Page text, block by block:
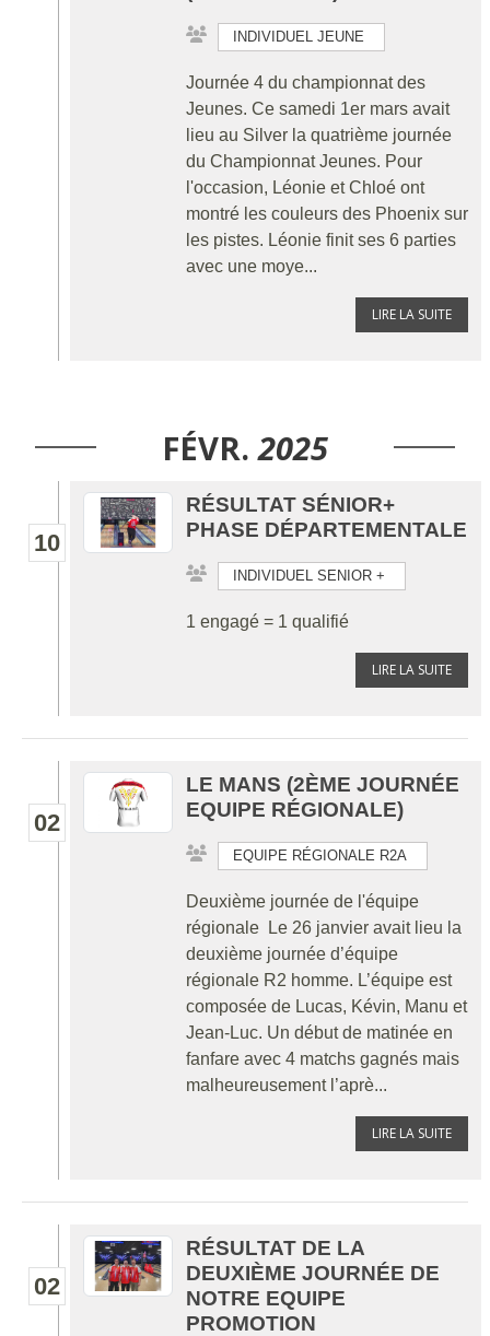
INDIVIDUEL JEUNE
Journée 4 du championnat des
Jeunes. Ce samedi 1er mars avait
lieu au Silver la quatrième journée
du Championnat Jeunes. Pour
l'occasion, Léonie et Chloé ont
montré les couleurs des Phoenix sur
les pistes. Léonie finit ses 6 parties
avec une moye...
LIRE LA SUITE
FÉVR. 2025
10
RÉSULTAT SÉNIOR+
PHASE DÉPARTEMENTALE
INDIVIDUEL SENIOR +
1 engagé = 1 qualifié
LIRE LA SUITE
02
LE MANS (2ÈME JOURNÉE
EQUIPE RÉGIONALE)
EQUIPE RÉGIONALE R2A
Deuxième journée de l'équipe
régionale Le 26 janvier avait lieu la
deuxième journée d’équipe
régionale R2 homme. L’équipe est
composée de Lucas, Kévin, Manu et
Jean-Luc. Un début de matinée en
fanfare avec 4 matchs gagnés mais
malheureusement l’aprè...
LIRE LA SUITE
02
RÉSULTAT DE LA
DEUXIÈME JOURNÉE DE
NOTRE EQUIPE
PROMOTION